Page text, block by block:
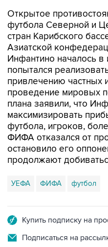
Открытое
футбола Северной и
стран Карибского
Азиатской
Инфантино началось в
попытался
привлечению частных
проведение мировых
плана заявили, что
максимизировать
футбола, игроков,
ФИФА отказался от
остановило его
продолжают
УЕФА ФИФА футбол
Купить подписку на
Подписаться на